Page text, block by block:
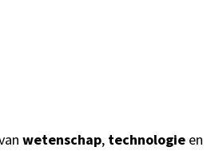
wetenschap, technologieen